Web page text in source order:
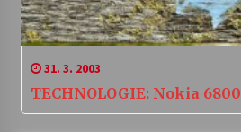
31. 3. 2003
TECHNOLOGIE: Nokia 6800